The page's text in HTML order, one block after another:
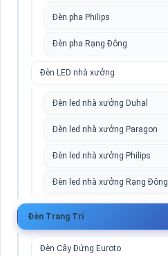
Đèn pha Philips
Đèn pha Rạng Đông
Đèn LED nhà xưởng
Đèn led nhà xưởng Duhal
Đèn led nhà xưởng Paragon
Đèn led nhà xưởng Philips
Đèn led nhà xưởng Rạng Đông
Đèn Trang Trí
Đèn Cây Đứng Euroto